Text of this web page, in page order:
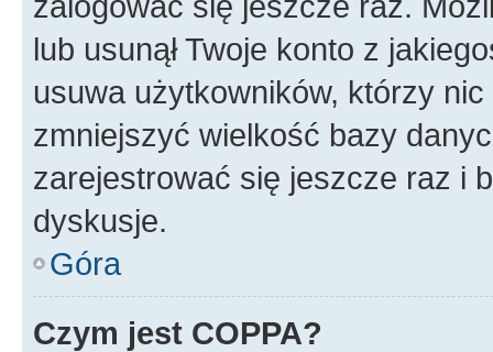
lub usunął Twoje konto z
usuwa użytkowników, którzy
zmniejszyć wielkość bazy
zarejestrować się jeszcze raz i
dyskusje.
Góra
Czym jest COPPA?